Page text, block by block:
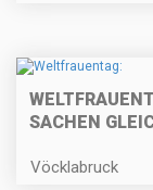
SACHEN
Vöcklabruck